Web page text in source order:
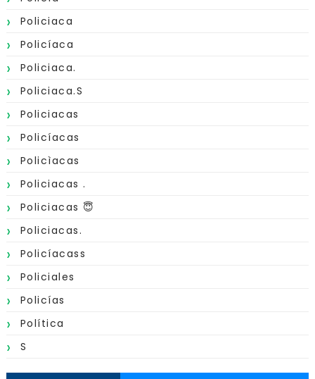
Policiaca
Policíaca
Policiaca.
Policiaca.s
Policiacas
Policíacas
Policìacas
Policiacas .
Policiacas 😇
Policiacas.
Policíacass
Policiales
Policías
Política
S